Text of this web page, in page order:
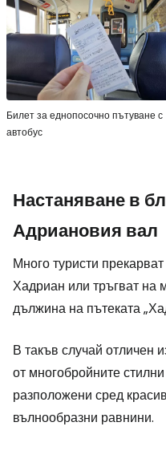
Билет за еднопосочно пътуване с
автобус
Настаняване в
Адриановия вал
Много туристи
Хадриан или тръгват на
дължина на пътеката
В такъв случай отличен
от многобройните
разположени сред
вълнообразни равнини.